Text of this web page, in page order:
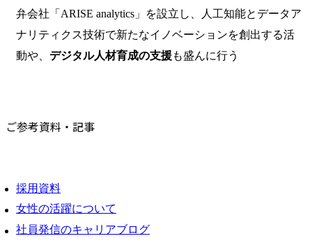
弁会社「ARISE analytics」を設立し、人工知能とデータア
ナリティクス技術で新たなイノベーションを創出する活
動や、 デジタル人材育成の支援も盛んに行う
ご参考資料・記事
採用資料
女性の活躍について
社員発信のキャリアブログ